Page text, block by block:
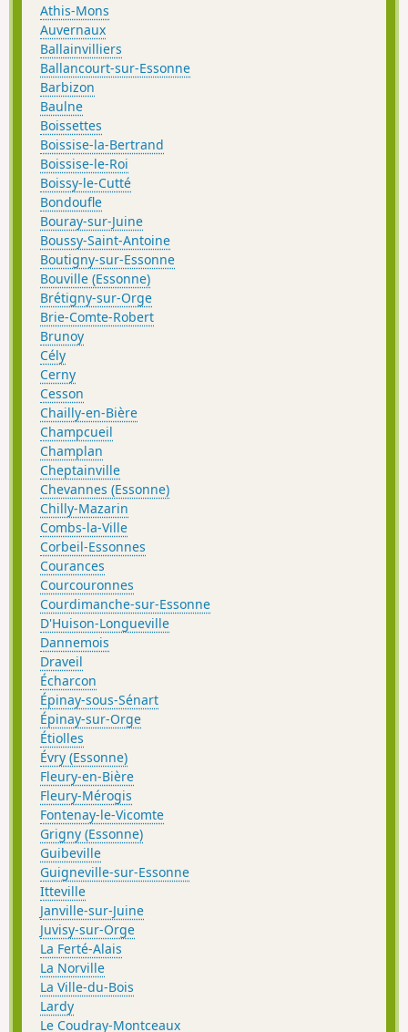
Athis-Mons
Auvernaux
Ballainvilliers
Ballancourt-sur-Essonne
Barbizon
Baulne
Boissettes
Boissise-la-Bertrand
Boissise-le-Roi
Boissy-le-Cutté
Bondoufle
Bouray-sur-Juine
Boussy-Saint-Antoine
Boutigny-sur-Essonne
Bouville (Essonne)
Brétigny-sur-Orge
Brie-Comte-Robert
Brunoy
Cély
Cerny
Cesson
Chailly-en-Bière
Champcueil
Champlan
Cheptainville
Chevannes (Essonne)
Chilly-Mazarin
Combs-la-Ville
Corbeil-Essonnes
Courances
Courcouronnes
Courdimanche-sur-Essonne
D'Huison-Longueville
Dannemois
Draveil
Écharcon
Épinay-sous-Sénart
Épinay-sur-Orge
Étiolles
Évry (Essonne)
Fleury-en-Bière
Fleury-Mérogis
Fontenay-le-Vicomte
Grigny (Essonne)
Guibeville
Guigneville-sur-Essonne
Itteville
Janville-sur-Juine
Juvisy-sur-Orge
La Ferté-Alais
La Norville
La Ville-du-Bois
Lardy
Le Coudray-Montceaux